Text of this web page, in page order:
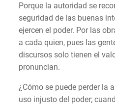
Porque la autoridad se
seguridad de las buenas
ejercen el poder. Por las
a cada quien, pues las
discursos solo tienen el
pronuncian.
¿Cómo se puede perder la
uso injusto del poder;